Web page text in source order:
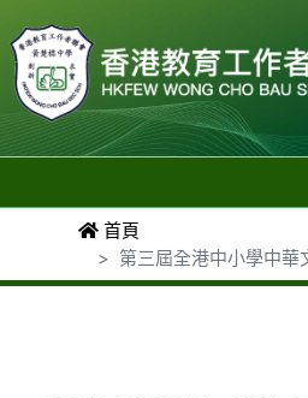
首頁
第三屆全港中小學中